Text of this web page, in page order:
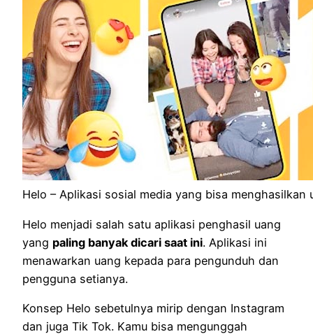
Helo – Aplikasi sosial media yang bisa menghasilkan
Helo menjadi salah satu aplikasi penghasil uang
yang paling banyak dicari saat ini. Aplikasi ini
menawarkan uang kepada para pengunduh dan
pengguna setianya.
Konsep Helo sebetulnya mirip dengan Instagram
dan juga Tik Tok. Kamu bisa mengunggah